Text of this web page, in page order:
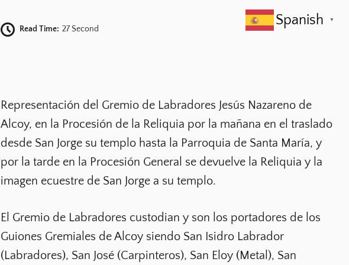
Read Time: 27 Second
Representación del Gremio de Labradores Jesús Nazareno de
Alcoy, en la Procesión de la Reliquia por la mañana en el traslado
desde San Jorge su templo hasta la Parroquia de Santa María, y
por la tarde en la Procesión General se devuelve la Reliquia y la
imagen ecuestre de San Jorge a su templo.
El Gremio de Labradores custodian y son los portadores de los
Guiones Gremiales de Alcoy siendo San Isidro Labrador
(Labradores), San José (Carpinteros), San Eloy (Metal), San
Spanish ▼